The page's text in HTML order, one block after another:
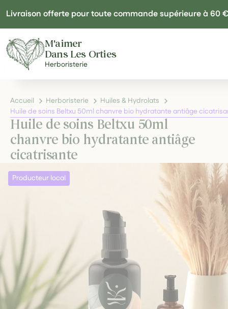
Livraison offerte pour toute commande supérieure à 60 €
M'aimer
Dans Les Orties
Herboristerie
Accueil Herboristerie
Huiles & Hydrolats
Huile de soins Beltxu 50ml chanvre bio hydratante antiâge
Huile de soins Beltxu 50ml
chanvre bio hydratante antiâge
cicatrisante